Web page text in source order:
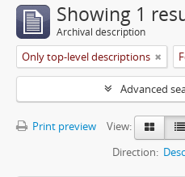
Showing 1
Archival description
Only top-level descriptions
Advanced
Print preview
View:
Direction: